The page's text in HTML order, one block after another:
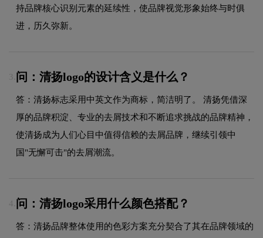
持品牌核心识别元素的延续性，使品牌视觉形象始终与时俱
进，历久弥新。
3. 问：清扬logo的设计含义是什么？
答：清扬标志采用中英文作为商标，简洁明了。 清扬凭借深
厚的品牌积淀、专业的去屑技术和不断追求挑战的品牌精神，
使清扬成为人们心目中值得信赖的去屑品牌，继续引领中
国"无懈可击"的去屑潮流。
4. 问：清扬logo采用什么颜色搭配？
答：清扬品牌整体使用的色彩方案充分契合了其在品牌领域的